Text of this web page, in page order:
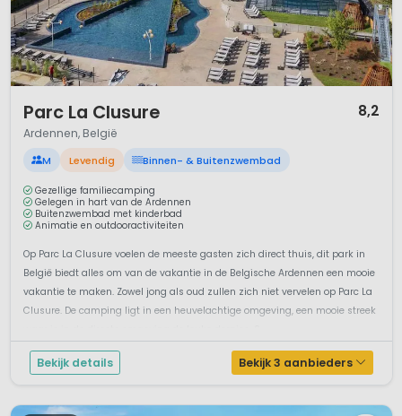
Parc La Clusure 8,2
Ardennen, België
M Levendig Binnen- & Buitenzwembad
Gezellige familiecamping
Gelegen in hart van de Ardennen
Buitenzwembad met kinderbad
Animatie en outdooractiviteiten
Op Parc La Clusure voelen de meeste gasten zich direct thuis, dit park in
België biedt alles om van de vakantie in de Belgische Ardennen een mooie
vakantie te maken. Zowel jong als oud zullen zich niet vervelen op Parc La
Clusure. De camping ligt in een heuvelachtige omgeving, een mooie streek
Bekijk details Bekijk 3 aanbieders